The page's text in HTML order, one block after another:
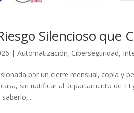
Silencioso que
|Automatización, Ciberseguridad,
por un cierre mensual, copia y
sin notificar al departamento de